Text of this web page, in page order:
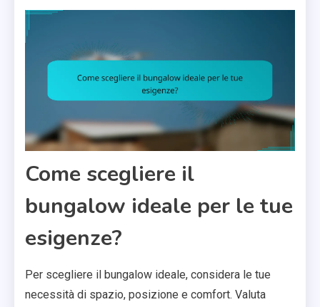
Come scegliere il
bungalow ideale per le tue
esigenze?
Per scegliere il bungalow ideale, considera le tue
necessità di spazio, posizione e comfort. Valuta